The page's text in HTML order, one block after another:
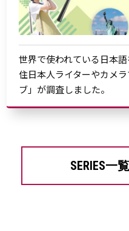
世界で使われている日本
住日本人ライターやカメ
ブ」が調査しました。
SERIES一覧